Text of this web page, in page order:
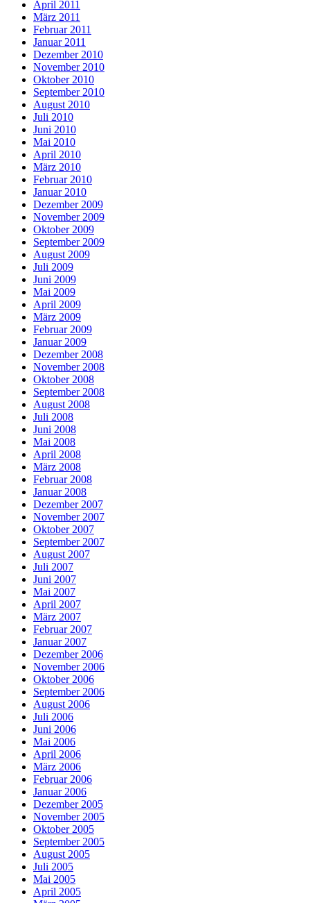
April 2011
März 2011
Februar 2011
Januar 2011
Dezember 2010
November 2010
Oktober 2010
September 2010
August 2010
Juli 2010
Juni 2010
Mai 2010
April 2010
März 2010
Februar 2010
Januar 2010
Dezember 2009
November 2009
Oktober 2009
September 2009
August 2009
Juli 2009
Juni 2009
Mai 2009
April 2009
März 2009
Februar 2009
Januar 2009
Dezember 2008
November 2008
Oktober 2008
September 2008
August 2008
Juli 2008
Juni 2008
Mai 2008
April 2008
März 2008
Februar 2008
Januar 2008
Dezember 2007
November 2007
Oktober 2007
September 2007
August 2007
Juli 2007
Juni 2007
Mai 2007
April 2007
März 2007
Februar 2007
Januar 2007
Dezember 2006
November 2006
Oktober 2006
September 2006
August 2006
Juli 2006
Juni 2006
Mai 2006
April 2006
März 2006
Februar 2006
Januar 2006
Dezember 2005
November 2005
Oktober 2005
September 2005
August 2005
Juli 2005
Mai 2005
April 2005